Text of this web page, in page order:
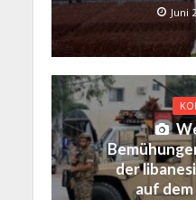
Juni
der
auf